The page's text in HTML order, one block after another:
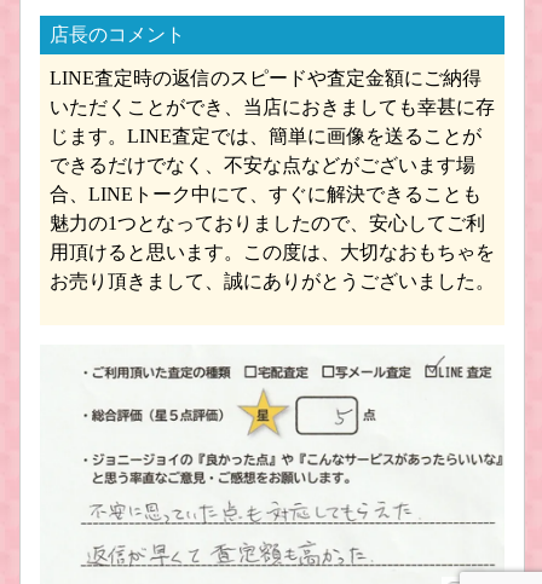
Bburago/ブラーゴ ミニカー買取 Diapet /ダイヤペット ミニカー買取
アオシマ/DISM ミニカー買取 Schuco/シュコー ミニカー買取
マッチボックス ミニカー買取 KYOSHO/京商 ミニカー買取
店長のコメント
LINE査定時の返信のスピードや査定金額にご納得
いただくことができ、当店におきましても幸甚に存
じます。LINE査定では、簡単に画像を送ることが
できるだけでなく、不安な点などがございます場
合、LINEトーク中にて、すぐに解決できることも
魅力の1つとなっておりましたので、安心してご利
用頂けると思います。この度は、大切なおもちゃを
お売り頂きまして、誠にありがとうございました。